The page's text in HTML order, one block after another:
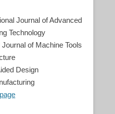
Journal of Advanced
Technology
Journal of Machine Tools
Design